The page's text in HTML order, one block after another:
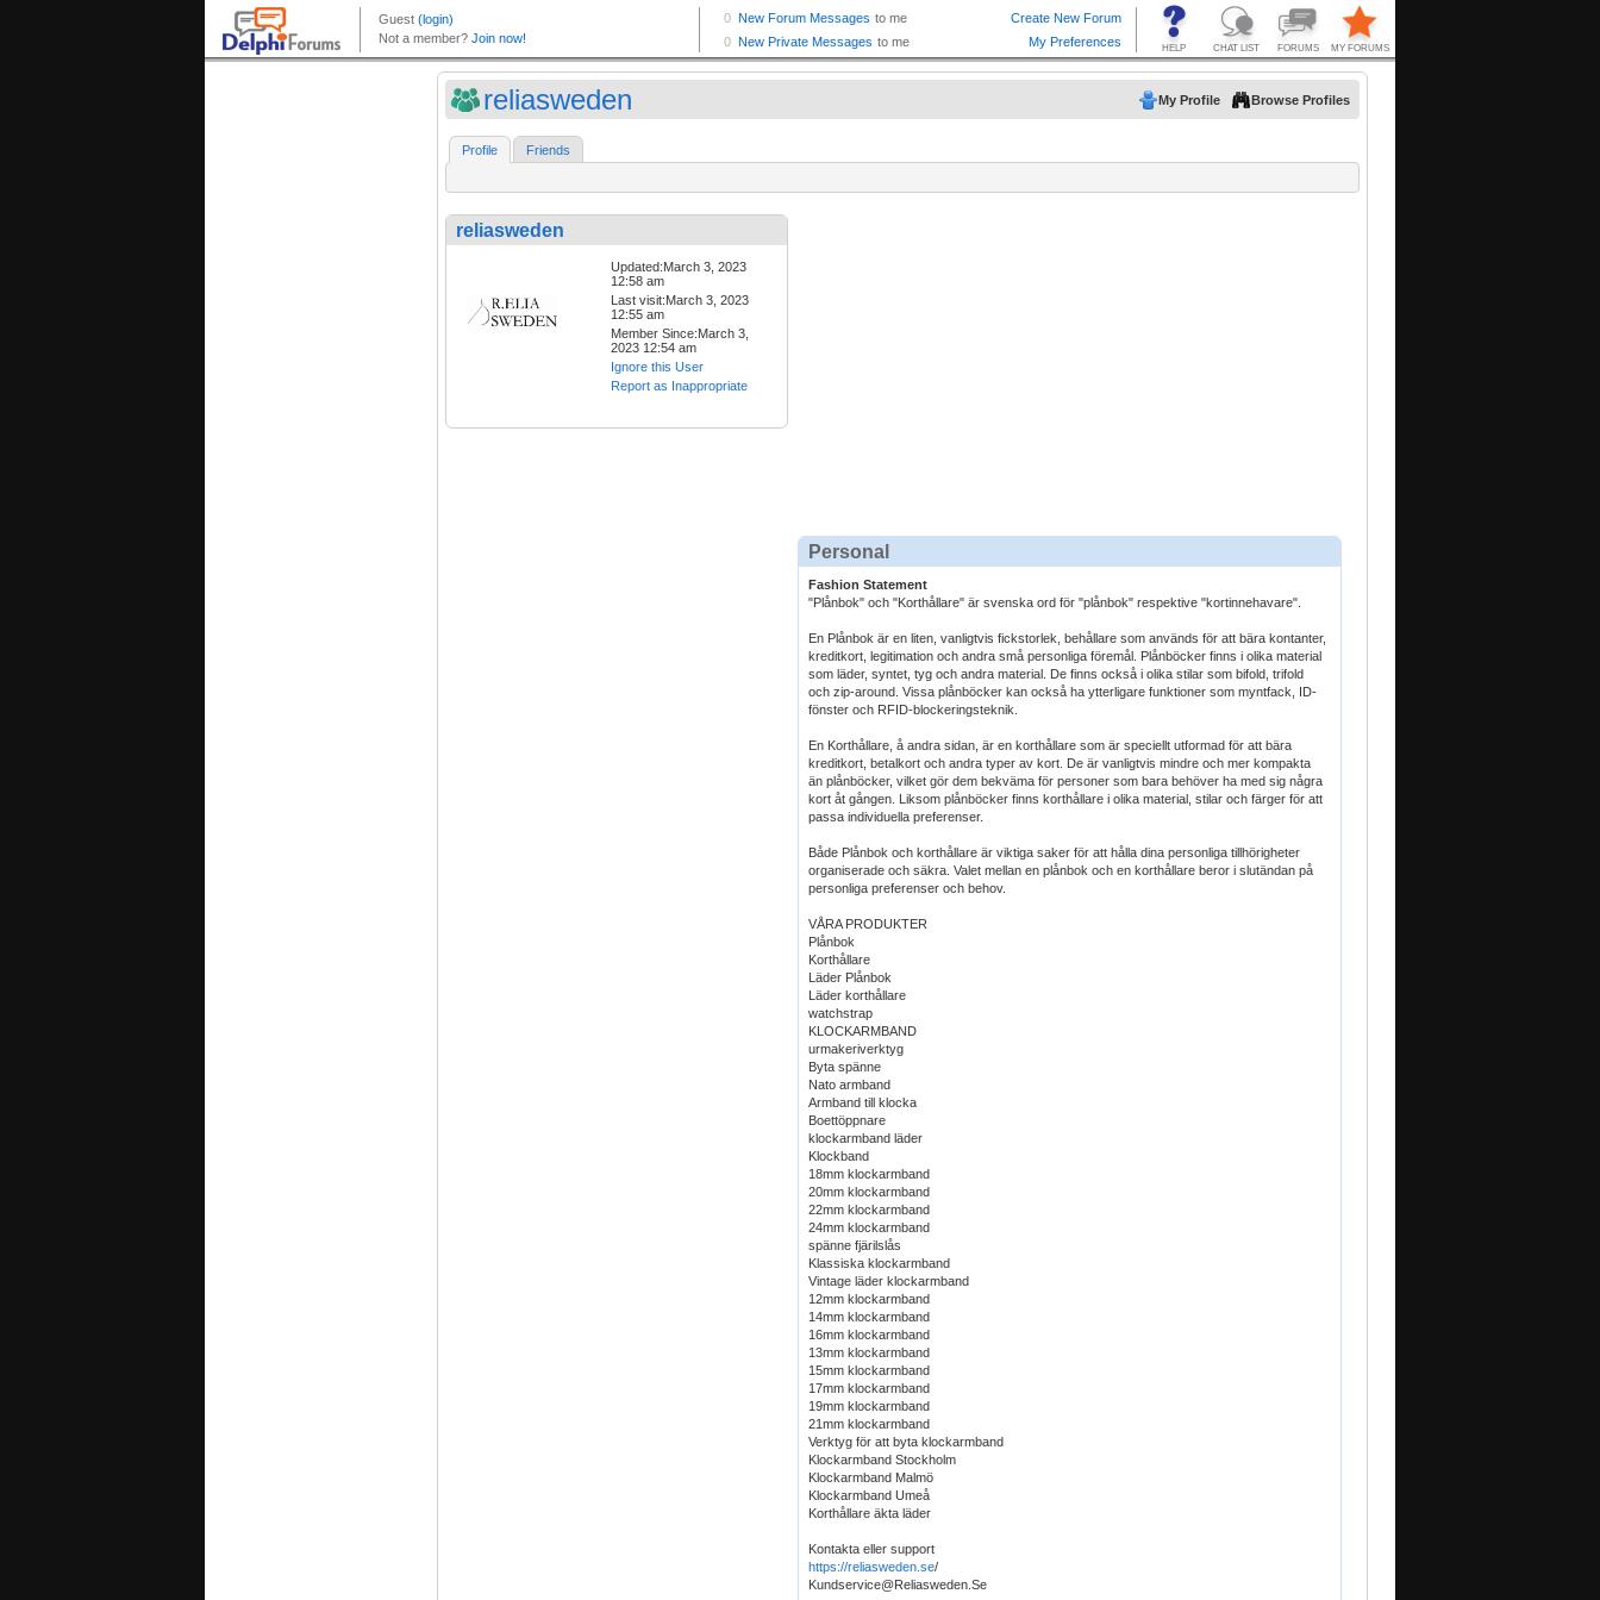
reliasweden My Profile Browse Profiles
Profile Friends
reliasweden
Updated:March 3, 2023
12:58 am
Last visit:March 3, 2023
12:55 am
Member Since:March 3,
2023 12:54 am
Ignore this User
Report as Inappropriate
Personal
Fashion Statement
"Plånbok" och "Korthållare" är svenska ord för "plånbok" respektive "kortinnehavare".
En Plånbok är en liten, vanligtvis fickstorlek, behållare som används för att bära kontanter,
kreditkort, legitimation och andra små personliga föremål. Plånböcker finns i olika material
som läder, syntet, tyg och andra material. De finns också i olika stilar som bifold, trifold
och zip-around. Vissa plånböcker kan också ha ytterligare funktioner som myntfack, ID-
fönster och RFID-blockeringsteknik.
En Korthållare, å andra sidan, är en korthållare som är speciellt utformad för att bära
kreditkort, betalkort och andra typer av kort. De är vanligtvis mindre och mer kompakta
än plånböcker, vilket gör dem bekväma för personer som bara behöver ha med sig några
kort åt gången. Liksom plånböcker finns korthållare i olika material, stilar och färger för att
passa individuella preferenser.
Både Plånbok och korthållare är viktiga saker för att hålla dina personliga tillhörigheter
organiserade och säkra. Valet mellan en plånbok och en korthållare beror i slutändan på
personliga preferenser och behov.
VÅRA PRODUKTER
Plånbok
Korthållare
Läder Plånbok
Läder korthållare
watchstrap
KLOCKARMBAND
urmakeriverktyg
Byta spänne
Nato armband
Armband till klocka
Boettöppnare
klockarmband läder
Klockband
18mm klockarmband
20mm klockarmband
22mm klockarmband
24mm klockarmband
spänne fjärilslås
Klassiska klockarmband
Vintage läder klockarmband
12mm klockarmband
14mm klockarmband
16mm klockarmband
13mm klockarmband
15mm klockarmband
17mm klockarmband
19mm klockarmband
21mm klockarmband
Verktyg för att byta klockarmband
Klockarmband Stockholm
Klockarmband Malmö
Klockarmband Umeå
Korthållare äkta läder
Kontakta eller support
https://reliasweden.se/
Kundservice@Reliasweden.Se